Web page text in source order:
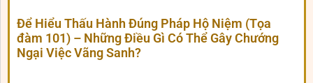
Để Hiểu Thấu Hành Đúng Pháp Hộ Niệm (Tọa
đàm 101) – Những Điều Gì Có Thể Gây Chướng
Ngại Việc Vãng Sanh?